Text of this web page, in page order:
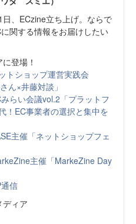
、ECzine立ち上げ。ならで
関する情報をお届けしたい
登場！
トショップ運営実践会
ん×井藤対談」
みらい会議vol.2「プラットフ
！EC事業者の選択と集中を
主催「ネットショップフェ
主催「MarkeZine Day
通信
ディア